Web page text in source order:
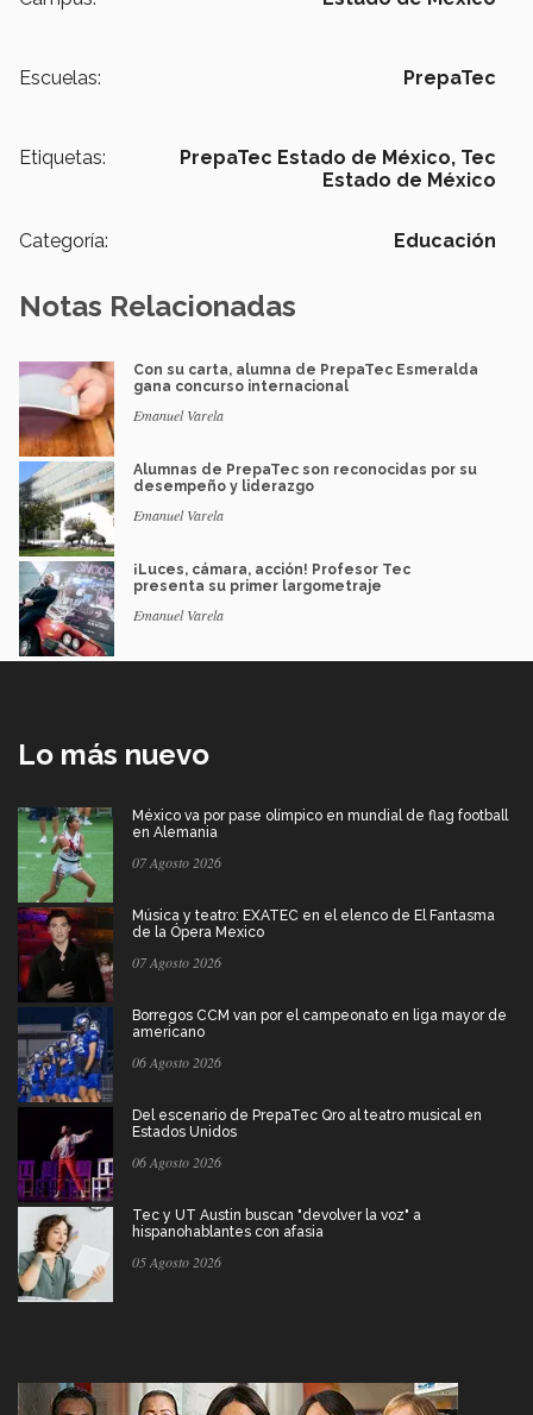
Escuelas: PrepaTec
Etiquetas: PrepaTec Estado de México, Tec
Estado de México
Categoría: Educación
Notas Relacionadas
Con su carta, alumna de PrepaTec Esmeralda
gana concurso internacional
Emanuel Varela
Alumnas de PrepaTec son reconocidas por su
desempeño y liderazgo
Emanuel Varela
¡Luces, cámara, acción! Profesor Tec
presenta su primer largometraje
Emanuel Varela
Lo más nuevo
México va por pase olímpico en mundial de flag football
en Alemania
07 Agosto 2026
Música y teatro: EXATEC en el elenco de El Fantasma
de la Ópera Mexico
07 Agosto 2026
Borregos CCM van por el campeonato en liga mayor de
americano
06 Agosto 2026
Del escenario de PrepaTec Qro al teatro musical en
Estados Unidos
06 Agosto 2026
Tec y UT Austin buscan "devolver la voz" a
hispanohablantes con afasia
05 Agosto 2026